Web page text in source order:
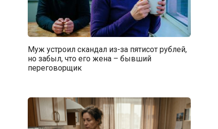
Муж устроил скандал из-за пятисот рублей,
но забыл, что его жена – бывший
переговорщик